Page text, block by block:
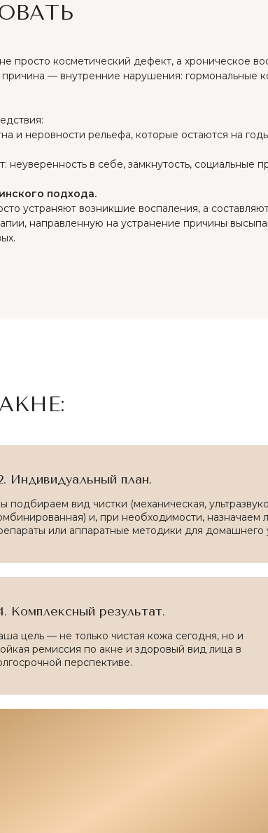
просто косметический дефект, а хроническое
причина — внутренние нарушения: гормональные
и неровности рельефа, которые остаются на
неуверенность в себе, замкнутость, социальные
подхода.
устраняют возникшие воспаления, а
направленную на устранение причины
Индивидуальный план.
Комплексный результат.
подбираем вид чистки (механическая,
и, при необходимости, назначаем
или аппаратные методики для домашнего
цель — не только чистая кожа сегодня, но и
ремиссия по акне и здоровый вид лица в
перспективе.